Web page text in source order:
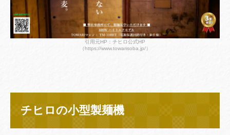
引用元HP：チヒロ公式HP
（https://www.towarisoba.jp/）
チヒロの小型製麺機